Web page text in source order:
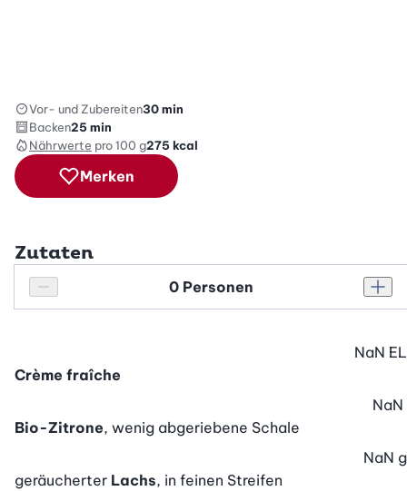
Vor- und Zubereiten30 min
Backen25 min
Nährwerte pro 100 g275 kcal
Merken
Zutaten
Personenanzahl verringern
Personenanzahl
Crème fraîche
NaN EL
Bio-Zitrone, wenig abgeriebene Schale
NaN
geräucherter Lachs, in feinen Streifen
NaN g